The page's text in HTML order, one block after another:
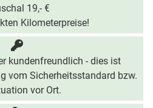
19,- €
Kilometerpreise!
kundenfreundlich - dies ist
vom Sicherheitsstandard bzw.
vor Ort.